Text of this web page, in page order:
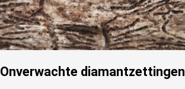
Onverwachte diamantzettingen